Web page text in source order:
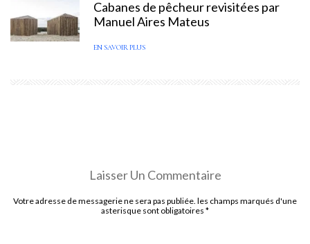
Cabanes de pêcheur revisitées par
Manuel Aires Mateus
EN SAVOIR PLUS
Laisser Un Commentaire
Votre adresse de messagerie ne sera pas publiée. les champs marqués d'une
asterisque sont obligatoires *